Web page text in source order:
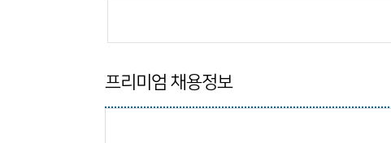
프리미엄 채용정보